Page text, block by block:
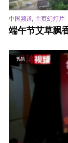
中国频道, 主页幻灯片
端午节艾草飘
视频